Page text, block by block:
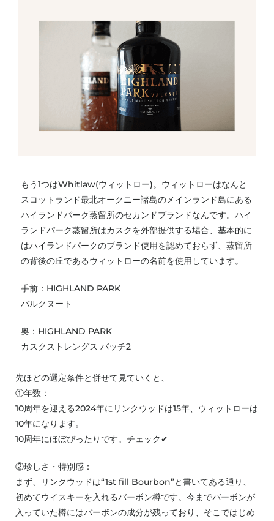
もう1つはWhitlaw(ウィットロー)。ウィットローはなんと
スコットランド最北オークニー諸島のメインランド島にある
ハイランドパーク蒸留所のセカンドブランドなんです。ハイ
ランドパーク蒸留所はカスクを外部提供する場合、基本的に
はハイランドパークのブランド使用を認めておらず、蒸留所
の背後の丘であるウィットローの名前を使用しています。
手前：HIGHLAND PARK
バルクヌート
奥：HIGHLAND PARK
カスクストレングス バッチ2
先ほどの選定条件と併せて見ていくと、
①年数：
10周年を迎える2024年にリンクウッドは15年、ウィットローは
10年になります。
10周年にほぼぴったりです。チェック✔
②珍しさ・特別感：
まず、リンクウッドは“1st fill Bourbon”と書いてある通り、
初めてウイスキーを入れるバーボン樽です。今までバーボンが
入っていた樽にはバーボンの成分が残っており、そこではじめ